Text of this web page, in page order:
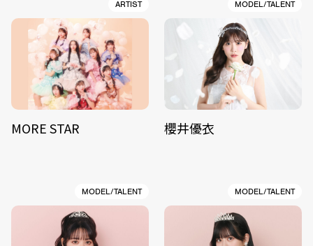
ARTIST
MORE STAR
MODEL/TALENT
櫻井優衣
MODEL/TALENT MODEL/TALENT